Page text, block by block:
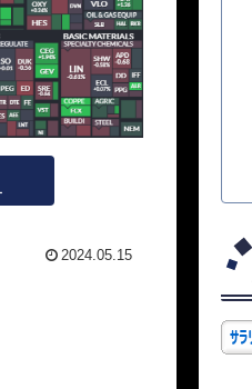
2024.05.15